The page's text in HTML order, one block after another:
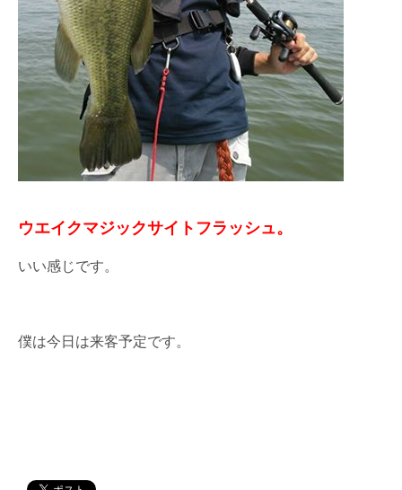
ウエイクマジックサイトフラッシュ。
いい感じです。
僕は今日は来客予定です。